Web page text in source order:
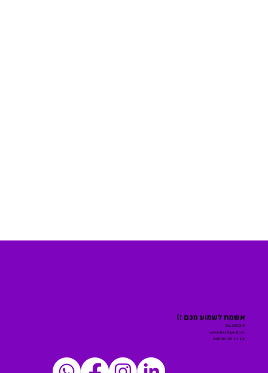
אשמח לשמוע מכם :)
054-8070309
yaronshoor@gmail.com
הגפן 111 מורן 2010700